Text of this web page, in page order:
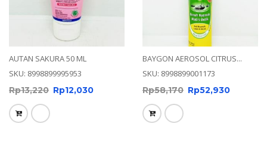
AUTAN SAKURA 50 ML
SKU: 8998899995953
Rp13,220 Rp12,030
BAYGON AEROSOL CITRUS...
SKU: 8998899001173
Rp58,170 Rp52,930